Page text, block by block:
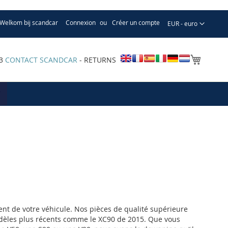
Devise
EUR - euro
Welkom bij scandcar Connexion Créer un compte
CONTACT SCANDCAR - RETURNS
de votre véhicule. Nos pièces de qualité supérieure
plus récents comme le XC90 de 2015. Que vous